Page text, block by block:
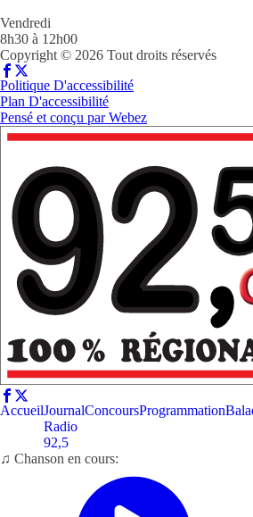
Vendredi
8h30 à 12h00
Copyright © 2026 Tout droits réservés
Politique D'accessibilité
Plan D'accessibilité
Pensé et conçu parWebez
AccueilJournal
Radio
92,5
ConcoursProgrammation
♫ Chanson en cours: